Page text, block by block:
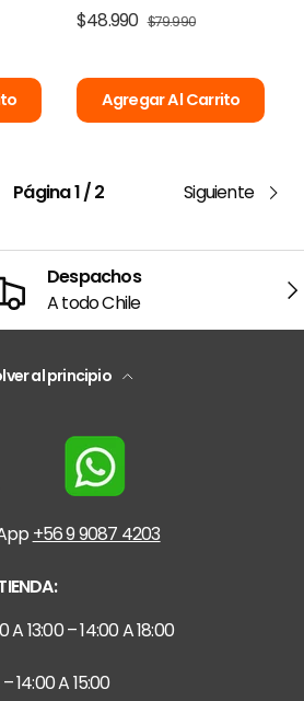
$48.990 $79.990
Agregar Al Carrito
Página 1 / 2 Siguiente
Despachos
A todo Chile
al principio
+56 9 9087 4203
A 13:00 – 14:00 A 18:00
14:00 A 15:00